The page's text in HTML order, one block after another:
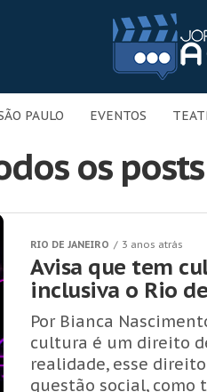
PAULO EVENTOS
os
RIO DE JANEIRO 3 anos atrás
Avisa que tem
inclusiva o Rio
Por Bianca
cultura é um direito
realidade, esse
questão social, como